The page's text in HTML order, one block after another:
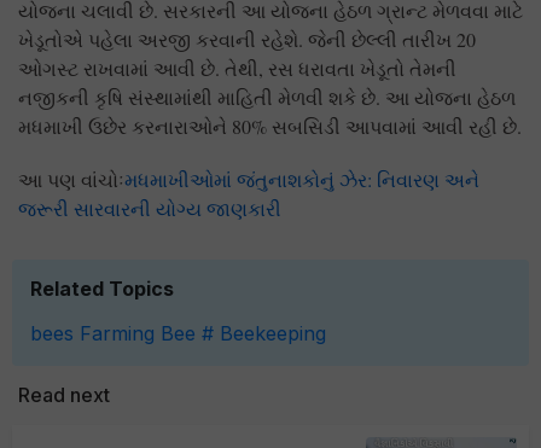
યોજના ચલાવી છે. સરકારની આ યોજના હેઠળ ગ્રાન્ટ મેળવવા માટે
ખેડૂતોએ પહેલા અરજી કરવાની રહેશે. જેની છેલ્લી તારીખ 20
ઓગસ્ટ રાખવામાં આવી છે. તેથી, રસ ધરાવતા ખેડૂતો તેમની
નજીકની કૃષિ સંસ્થામાંથી માહિતી મેળવી શકે છે. આ યોજના હેઠળ
મધમાખી ઉછેર કરનારાઓને 80% સબસિડી આપવામાં આવી રહી છે.
આ પણ વાંચોઃમધમાખીઓમાં જંતુનાશકોનું ઝેર: નિવારણ અને
જરૂરી સારવારની યોગ્ય જાણકારી
Related Topics
bees Farming Bee # Beekeeping
Read next